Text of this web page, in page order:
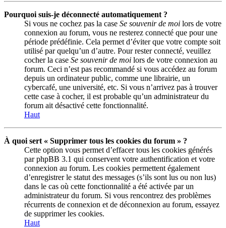
Pourquoi suis-je déconnecté automatiquement ?
Si vous ne cochez pas la case Se souvenir de moi lors de votre
connexion au forum, vous ne resterez connecté que pour une
période prédéfinie. Cela permet d’éviter que votre compte soit
utilisé par quelqu’un d’autre. Pour rester connecté, veuillez
cocher la case Se souvenir de moi lors de votre connexion au
forum. Ceci n’est pas recommandé si vous accédez au forum
depuis un ordinateur public, comme une librairie, un
cybercafé, une université, etc. Si vous n’arrivez pas à trouver
cette case à cocher, il est probable qu’un administrateur du
forum ait désactivé cette fonctionnalité.
Haut
À quoi sert « Supprimer tous les cookies du forum » ?
Cette option vous permet d’effacer tous les cookies générés
par phpBB 3.1 qui conservent votre authentification et votre
connexion au forum. Les cookies permettent également
d’enregistrer le statut des messages (s’ils sont lus ou non lus)
dans le cas où cette fonctionnalité a été activée par un
administrateur du forum. Si vous rencontrez des problèmes
récurrents de connexion et de déconnexion au forum, essayez
de supprimer les cookies.
Haut